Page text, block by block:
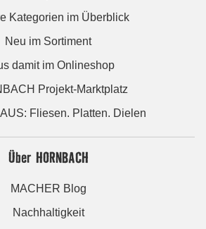
Kategorien im Überblick
Neu im Sortiment
damit im Onlineshop
Projekt-Marktplatz
Fliesen. Platten. Dielen
Über HORNBACH
MACHER Blog
Nachhaltigkeit